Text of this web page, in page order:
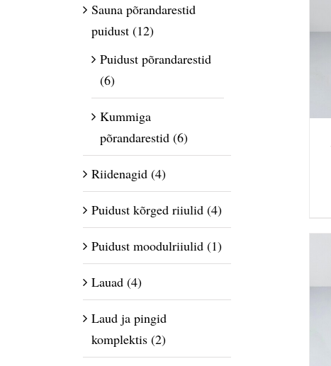
Sauna põrandarestid
puidust (12)
Puidust põrandarestid
(6)
Kummiga
põrandarestid (6)
Riidenagid (4)
Puidust kõrged riiulid (4)
Puidust moodulriiulid (1)
Lauad (4)
Laud ja pingid
komplektis (2)